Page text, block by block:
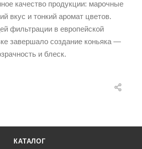
качество продукции: марочные
вкус и тонкий аромат цветов.
фильтрации в европейской
завершало создание коньяка —
и блеск.
КАТАЛОГ